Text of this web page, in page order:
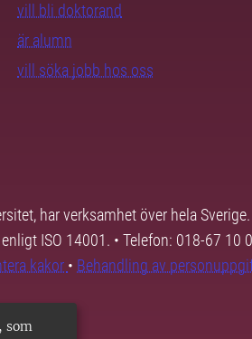
som
vill bli doktorand
är alumn
vill söka jobb hos oss
har verksamhet över hela
ISO 14001. • Telefon: 018-67 10
kakor • Behandling av